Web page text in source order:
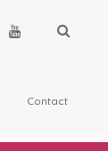
Contact